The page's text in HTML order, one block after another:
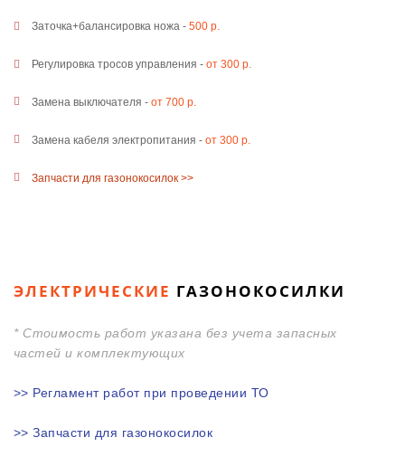
ЭЛЕКТРИЧЕСКИЕ ГАЗОНОКОСИЛКИ
* Стоимость работ указана без учета запасных
частей и комплектующих
>> Регламент работ при проведении ТО
>> Запчасти для газонокосилок
Заточка+балансировка ножа - 500 р.
Регулировка тросов управления - от 300 р.
Замена выключателя - от 700 р.
Замена кабеля электропитания - от 300 р.
Запчасти для газонокосилок >>